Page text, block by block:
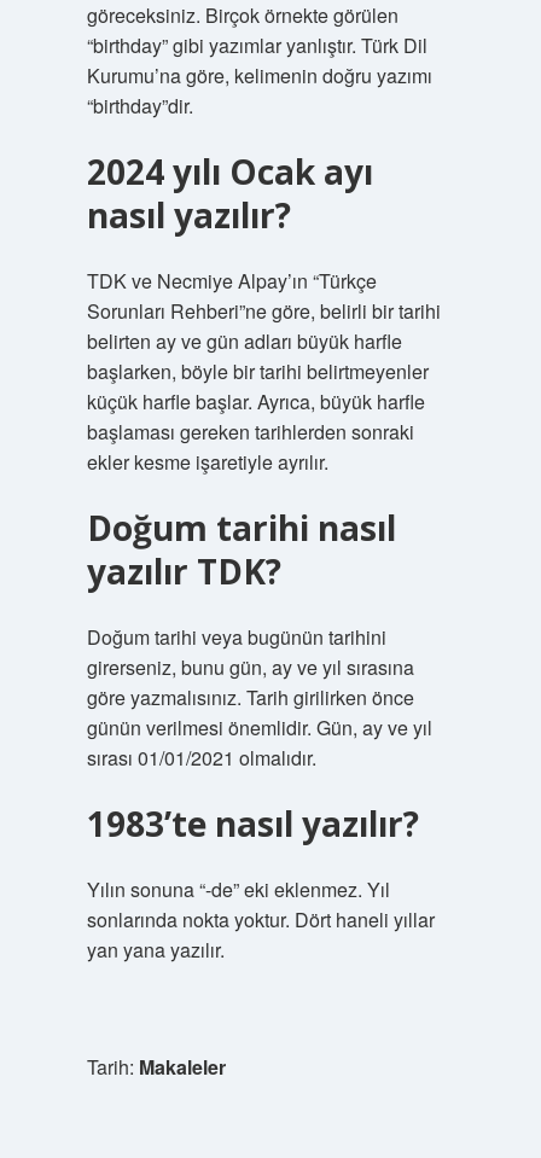
göreceksiniz. Birçok örnekte görülen
“birthday” gibi yazımlar yanlıştır. Türk Dil
Kurumu’na göre, kelimenin doğru yazımı
“birthday”dir.
2024 yılı Ocak ayı
nasıl yazılır?
TDK ve Necmiye Alpay’ın “Türkçe
Sorunları Rehberi”ne göre, belirli bir tarihi
belirten ay ve gün adları büyük harfle
başlarken, böyle bir tarihi belirtmeyenler
küçük harfle başlar. Ayrıca, büyük harfle
başlaması gereken tarihlerden sonraki
ekler kesme işaretiyle ayrılır.
Doğum tarihi nasıl
yazılır TDK?
Doğum tarihi veya bugünün tarihini
girerseniz, bunu gün, ay ve yıl sırasına
göre yazmalısınız. Tarih girilirken önce
günün verilmesi önemlidir. Gün, ay ve yıl
sırası 01/01/2021 olmalıdır.
1983’te nasıl yazılır?
Yılın sonuna “-de” eki eklenmez. Yıl
sonlarında nokta yoktur. Dört haneli yıllar
yan yana yazılır.
Tarih: Makaleler